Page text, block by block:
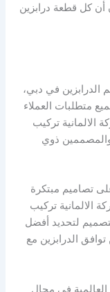
أن كل قطعة درابزين
الدرابزين في دبي،
متطلبات العملاء
الالمانية تركيب
ذوي
تصاميم مبتكرة
الالمانية تركيب
لتحديد أفضل
الدرابزين مع
العالمية في مجال